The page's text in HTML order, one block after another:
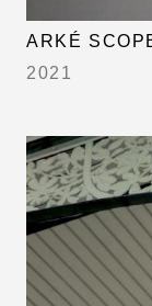
ARKÉ
2021